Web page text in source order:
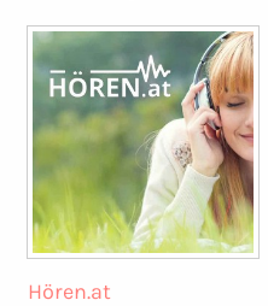
Hören.at